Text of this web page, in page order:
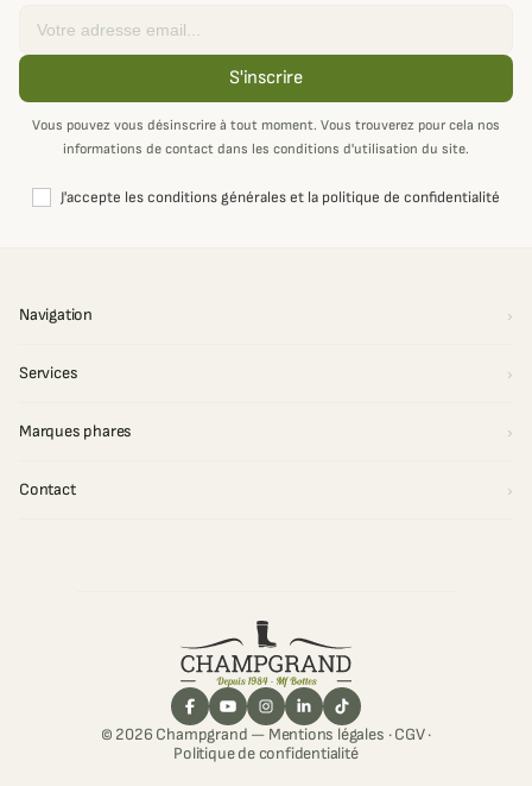
S'inscrire
Vous pouvez vous désinscrire à tout moment. Vous trouverez pour cela nos
informations de contact dans les conditions d'utilisation du site.
J'accepte les conditions générales et la politique de confidentialité
Navigation
Services
Marques phares
Contact
© 2026 Champgrand — Mentions légales ·CGV·
Politique de confidentialité